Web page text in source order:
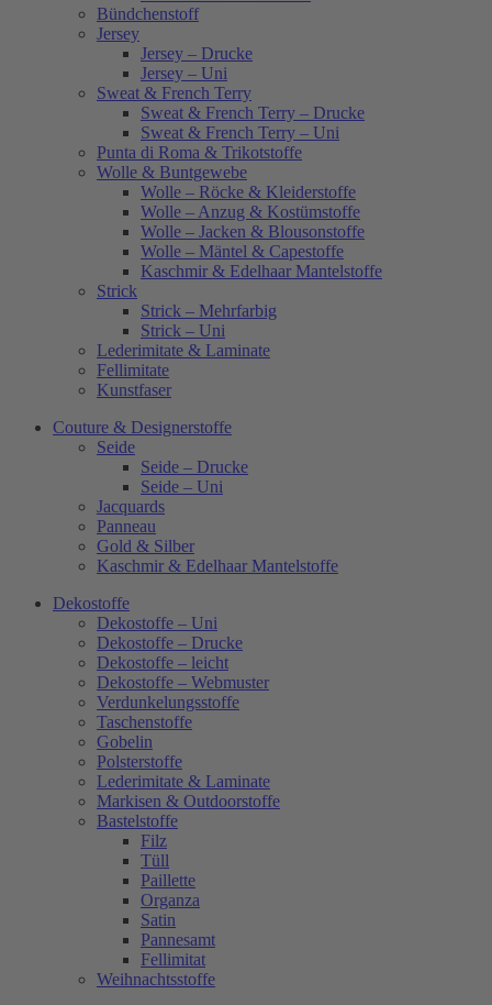
Bündchenstoff
Jersey
Jersey – Drucke
Jersey – Uni
Sweat & French Terry
Sweat & French Terry – Drucke
Sweat & French Terry – Uni
Punta di Roma & Trikotstoffe
Wolle & Buntgewebe
Wolle – Röcke & Kleiderstoffe
Wolle – Anzug & Kostümstoffe
Wolle – Jacken & Blousonstoffe
Wolle – Mäntel & Capestoffe
Kaschmir & Edelhaar Mantelstoffe
Strick
Strick – Mehrfarbig
Strick – Uni
Lederimitate & Laminate
Fellimitate
Kunstfaser
Couture & Designerstoffe
Seide
Seide – Drucke
Seide – Uni
Jacquards
Panneau
Gold & Silber
Kaschmir & Edelhaar Mantelstoffe
Dekostoffe
Dekostoffe – Uni
Dekostoffe – Drucke
Dekostoffe – leicht
Dekostoffe – Webmuster
Verdunkelungsstoffe
Taschenstoffe
Gobelin
Polsterstoffe
Lederimitate & Laminate
Markisen & Outdoorstoffe
Bastelstoffe
Filz
Tüll
Paillette
Organza
Satin
Pannesamt
Fellimitat
Weihnachtsstoffe